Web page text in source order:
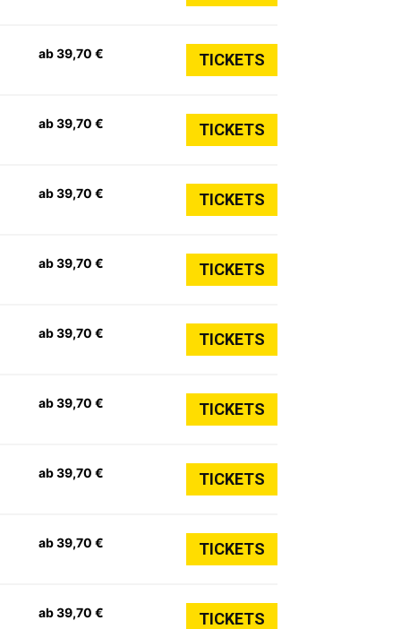
ab 39,70 € TICKETS
ab 39,70 € TICKETS
ab 39,70 € TICKETS
ab 39,70 € TICKETS
ab 39,70 € TICKETS
ab 39,70 € TICKETS
ab 39,70 € TICKETS
ab 39,70 € TICKETS
ab 39,70 € TICKETS